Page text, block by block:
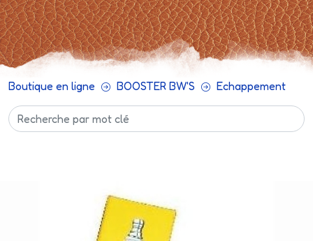
Boutique en ligne BOOSTER BW'S Echappement